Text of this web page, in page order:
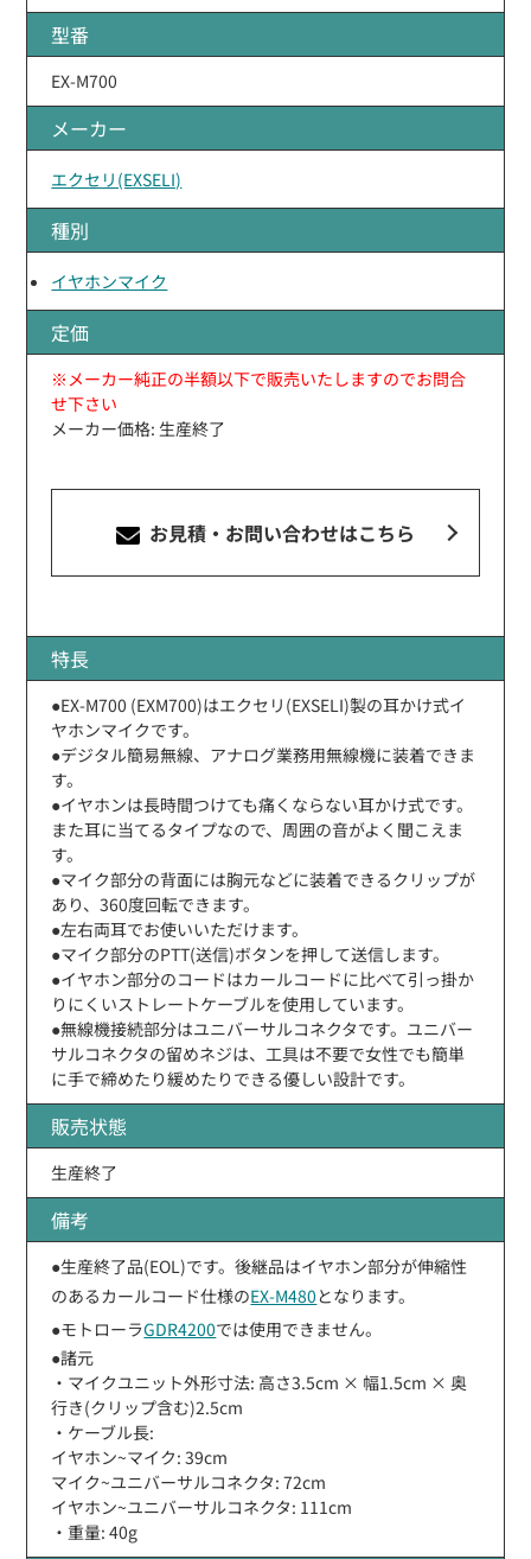
型番
EX-M700
メーカー
エクセリ(EXSELI)
種別
イヤホンマイク
定価
※メーカー純正の半額以下で販売いたしますのでお問合
せ下さい
メーカー価格: 生産終了
お見積・お問い合わせはこちら
特長
●EX-M700 (EXM700)はエクセリ(EXSELI)製の耳かけ式イ
ヤホンマイクです。
●デジタル簡易無線、アナログ業務用無線機に装着できま
す。
●イヤホンは長時間つけても痛くならない耳かけ式です。
また耳に当てるタイプなので、周囲の音がよく聞こえま
す。
●マイク部分の背面には胸元などに装着できるクリップが
あり、360度回転できます。
●左右両耳でお使いいただけます。
●マイク部分のPTT(送信)ボタンを押して送信します。
●イヤホン部分のコードはカールコードに比べて引っ掛か
りにくいストレートケーブルを使用しています。
●無線機接続部分はユニバーサルコネクタです。ユニバー
サルコネクタの留めネジは、工具は不要で女性でも簡単
に手で締めたり緩めたりできる優しい設計です。
販売状態
生産終了
備考
●生産終了品(EOL)です。後継品はイヤホン部分が伸縮性
のあるカールコード仕様のEX-M480となります。
●モトローラGDR4200では使用できません。
●諸元
・マイクユニット外形寸法: 高さ3.5cm × 幅1.5cm × 奥
行き(クリップ含む)2.5cm
・ケーブル長:
イヤホン~マイク: 39cm
マイク~ユニバーサルコネクタ: 72cm
イヤホン~ユニバーサルコネクタ: 111cm
・重量: 40g